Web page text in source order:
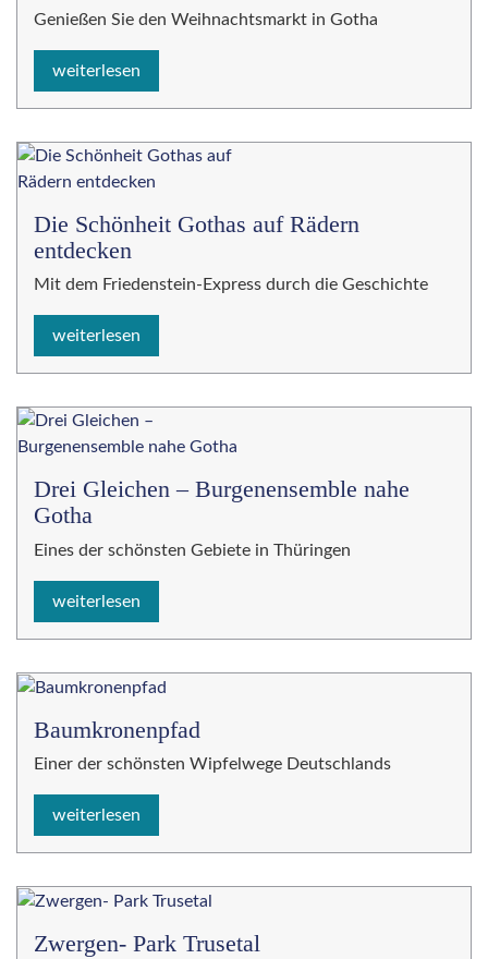
Genießen Sie den Weihnachtsmarkt in Gotha
weiterlesen
Die Schönheit Gothas auf Rädern
entdecken
Mit dem Friedenstein-Express durch die Geschichte
weiterlesen
Drei Gleichen – Burgenensemble nahe
Gotha
Eines der schönsten Gebiete in Thüringen
weiterlesen
Baumkronenpfad
Einer der schönsten Wipfelwege Deutschlands
weiterlesen
Zwergen- Park Trusetal